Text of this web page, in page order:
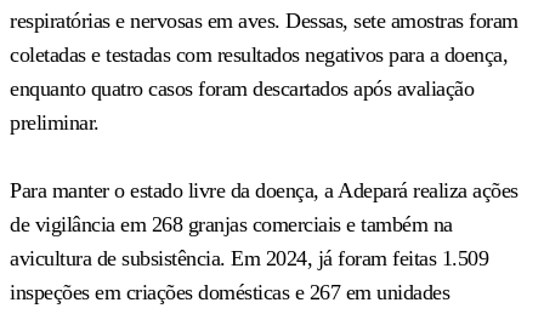
respiratórias e nervosas em aves. Dessas, sete amostras foram
coletadas e testadas com resultados negativos para a doença,
enquanto quatro casos foram descartados após avaliação
preliminar.
Para manter o estado livre da doença, a Adepará realiza ações
de vigilância em 268 granjas comerciais e também na
avicultura de subsistência. Em 2024, já foram feitas 1.509
inspeções em criações domésticas e 267 em unidades